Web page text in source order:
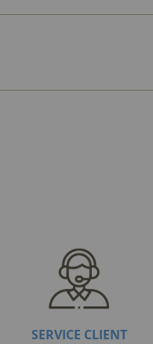
SERVICE CLIENT